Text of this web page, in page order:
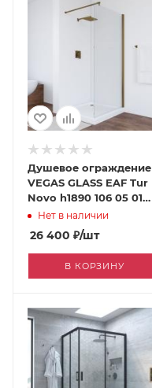
Душевое ограждение
VEGAS GLASS EAF Tur
Novo h1890 106 05 01
[060448541]
Нет в наличии
26 400 ₽/шт
В КОРЗИНУ